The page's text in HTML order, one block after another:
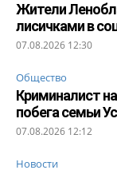
Жители
лисичками в
07.08.2026 12:30
Общество
Криминалист
побега семьи
07.08.2026 12:12
Новости